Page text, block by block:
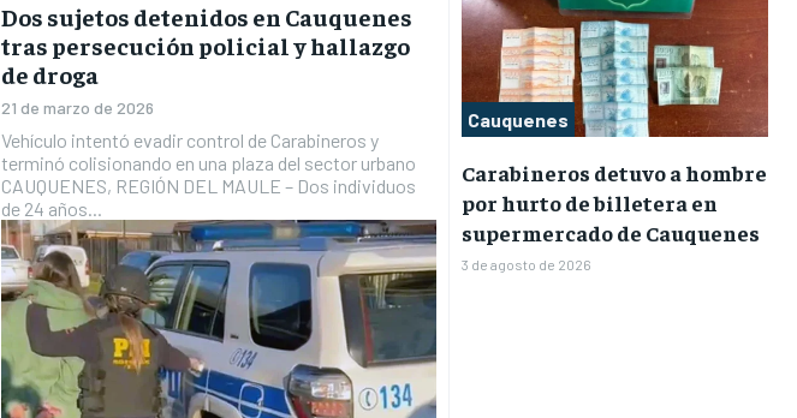
Dos sujetos detenidos en Cauquenes
tras persecución policial y hallazgo
de droga
21 de marzo de 2026
Vehículo intentó evadir control de Carabineros y
terminó colisionando en una plaza del sector urbano
CAUQUENES, REGIÓN DEL MAULE – Dos individuos
de 24 años...
Cauquenes
Carabineros detuvo a hombre
por hurto de billetera en
supermercado de Cauquenes
3 de agosto de 2026